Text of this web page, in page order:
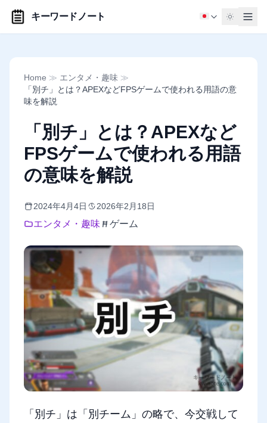
キーワードノート
Home ≫ エンタメ・趣味 ≫
「別チ」とは？APEXなどFPSゲームで使われる用語の意
味を解説
「別チ」とは？APEXなど
FPSゲームで使われる用語
の意味を解説
2024年4月4日 2026年2月18日
エンタメ・趣味 ゲーム
「別チ」は「別チーム」の略で、今交戦して